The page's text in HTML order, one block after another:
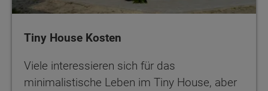
Tiny House Kosten
Viele interessieren sich für das
minimalistische Leben im Tiny House, aber